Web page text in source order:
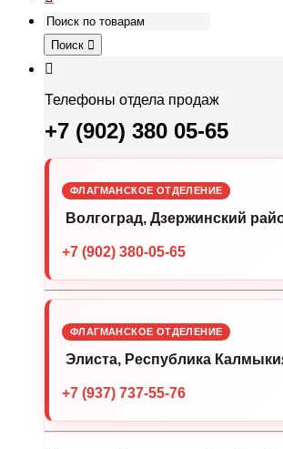
Поиск
Телефоны отдела продаж
+7 (902) 380 05-65
ФЛАГМАНСКОЕ ОТДЕЛЕНИЕ
Волгоград, Дзержинский
+7 (902) 380-05-65
ФЛАГМАНСКОЕ ОТДЕЛЕНИЕ
Элиста, Республика
+7 (937) 737-55-76